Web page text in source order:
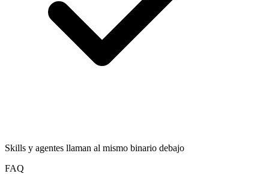
Skills y agentes llaman al mismo binario debajo
FAQ